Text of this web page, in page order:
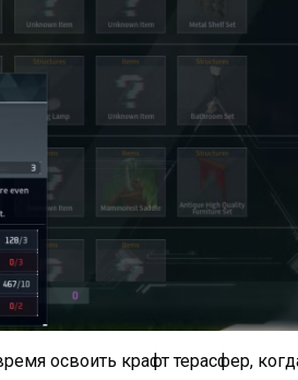
освоить крафт терасфер,